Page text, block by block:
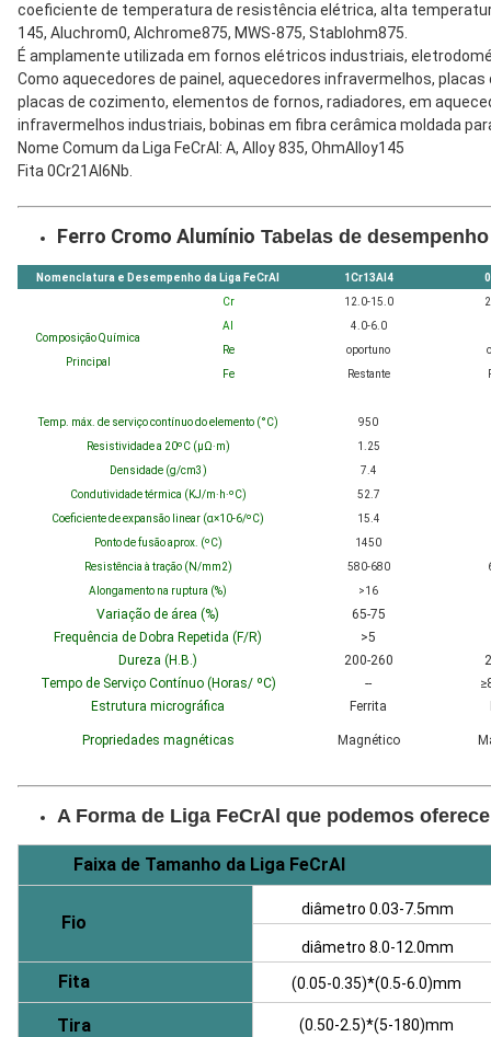
coeficiente de temperatura de resistência elétrica, alta
145, Aluchrom0, Alchrome875, MWS-875, Stablohm875.
É amplamente utilizada em fornos elétricos industriais,
Como aquecedores de painel, aquecedores infravermelhos,
placas de cozimento, elementos de fornos, radiadores, em
infravermelhos industriais, bobinas em fibra cerâmica moldada
Nome Comum da Liga FeCrAl: A, Alloy 835, OhmAlloy145
Fita 0Cr21Al6Nb.
Ferro Cromo Alumínio Tabelas de
Nomenclatura e Desempenho da Liga FeCrAl 1Cr13Al4
Composição Química
Principal
Cr 12.0-15.0
Al
4.0-6.0
Re
oportuno
Fe
Restante
Temp. máx. de serviço contínuo do elemento (°C)
950
Resistividade a 20ºC (μΩ·m)
1.25
Densidade (g/cm3)
7.4
Condutividade térmica (KJ/m·h·ºC)
52.7
Coeficiente de expansão linear (α×10-6/ºC)
15.4
Ponto de fusão aprox. (ºC)
1450
Resistência à tração (N/mm2)
580-680
Alongamento na ruptura (%)
>16
Variação de área (%)
65-75
Frequência de Dobra Repetida (F/R)
>5
Dureza (H.B.)
200-260
Tempo de Serviço Contínuo (Horas/ ºC)
--
Estrutura micrográfica
Ferrita
Propriedades magnéticas Magnético
A Forma de Liga FeCrAl que podemos
Faixa de Tamanho da Liga FeCrAl
Fio
diâmetro 0.03-7.5mm
diâmetro 8.0-12.0mm
Fita (0.05-0.35)*(0.5-6.0)mm
Tira (0.50-2.5)*(5-180)mm